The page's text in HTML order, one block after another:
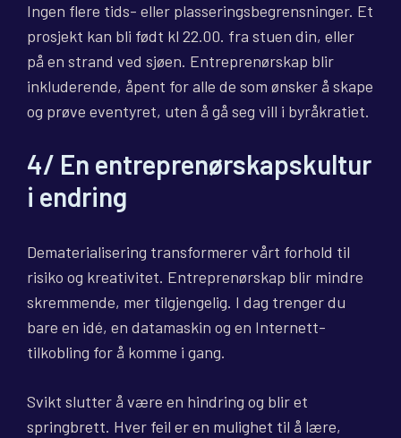
Ingen flere tids- eller plasseringsbegrensninger. Et
prosjekt kan bli født kl 22.00. fra stuen din, eller
på en strand ved sjøen. Entreprenørskap blir
inkluderende, åpent for alle de som ønsker å skape
og prøve eventyret, uten å gå seg vill i byråkratiet.
4/ En entreprenørskapskultur
i endring
Dematerialisering transformerer vårt forhold til
risiko og kreativitet. Entreprenørskap blir mindre
skremmende, mer tilgjengelig. I dag trenger du
bare en idé, en datamaskin og en Internett-
tilkobling for å komme i gang.
Svikt slutter å være en hindring og blir et
springbrett. Hver feil er en mulighet til å lære,